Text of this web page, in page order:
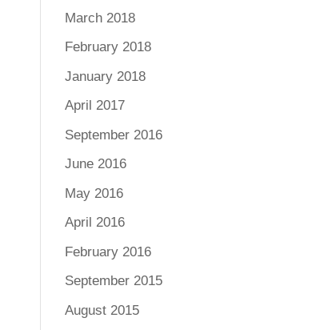
March 2018
February 2018
January 2018
April 2017
September 2016
June 2016
May 2016
April 2016
February 2016
September 2015
August 2015